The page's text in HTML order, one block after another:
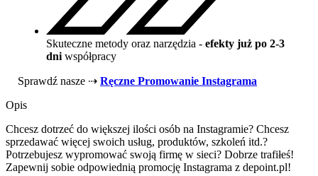
Skuteczne metody oraz narzędzia - efekty już po 2-3
dni współpracy
Sprawdź nasze ⇢ Ręczne Promowanie Instagrama
Opis
Chcesz dotrzeć do większej ilości osób na Instagramie? Chcesz
sprzedawać więcej swoich usług, produktów, szkoleń itd.?
Potrzebujesz wypromować swoją firmę w sieci? Dobrze trafiłeś!
Zapewnij sobie odpowiednią promocję Instagrama z depoint.pl!